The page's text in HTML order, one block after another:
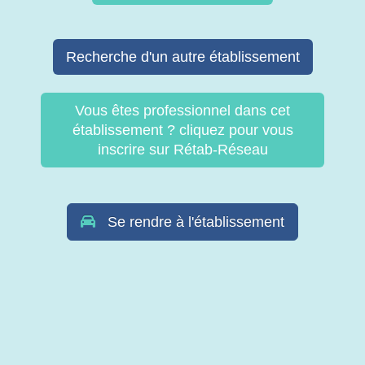
Recherche d'un autre établissement
Vous êtes professionnel dans cet
établissement ? cliquez pour vous
inscrire sur Rétab-Réseau
Se rendre à l'établissement